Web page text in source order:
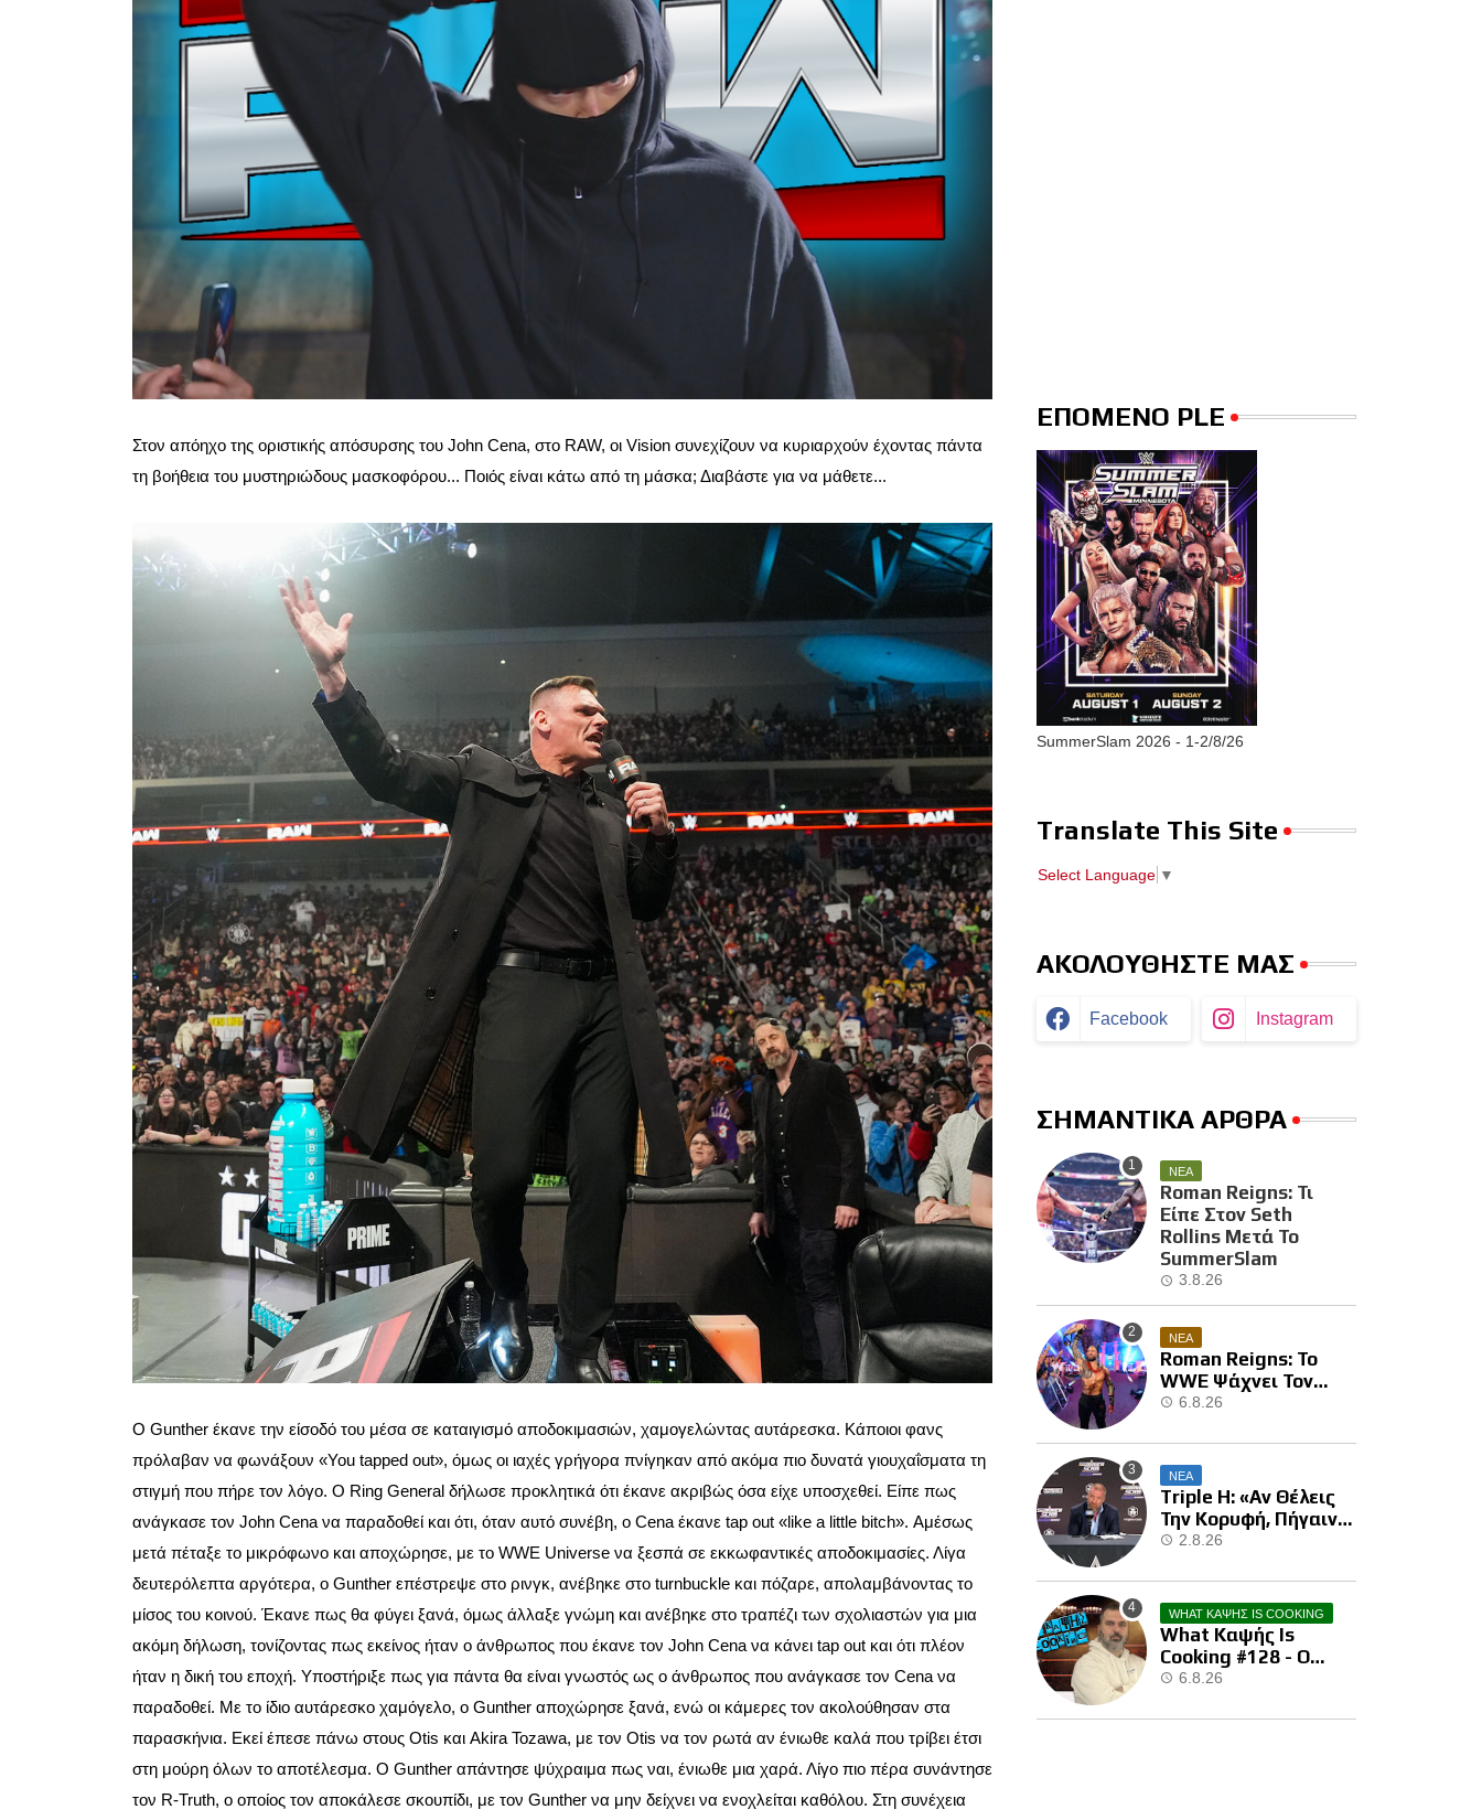
Στον απόηχο της οριστικής απόσυρσης του John Cena, στο RAW, οι Vision συνεχίζουν να κυριαρχούν έχοντας πάντα
τη βοήθεια του μυστηριώδους μασκοφόρου... Ποιός είναι κάτω από τη μάσκα; Διαβάστε για να μάθετε...
Ο Gunther έκανε την είσοδό του μέσα σε καταιγισμό αποδοκιμασιών, χαμογελώντας αυτάρεσκα. Κάποιοι φανς
πρόλαβαν να φωνάξουν «You tapped out», όμως οι ιαχές γρήγορα πνίγηκαν από ακόμα πιο δυνατά γιουχαΐσματα τη
στιγμή που πήρε τον λόγο. Ο Ring General δήλωσε προκλητικά ότι έκανε ακριβώς όσα είχε υποσχεθεί. Είπε πως
ανάγκασε τον John Cena να παραδοθεί και ότι, όταν αυτό συνέβη, ο Cena έκανε tap out «like a little bitch». Αμέσως
μετά πέταξε το μικρόφωνο και αποχώρησε, με το WWE Universe να ξεσπά σε εκκωφαντικές αποδοκιμασίες. Λίγα
δευτερόλεπτα αργότερα, ο Gunther επέστρεψε στο ρινγκ, ανέβηκε στο turnbuckle και πόζαρε, απολαμβάνοντας το
μίσος του κοινού. Έκανε πως θα φύγει ξανά, όμως άλλαξε γνώμη και ανέβηκε στο τραπέζι των σχολιαστών για μια
ακόμη δήλωση, τονίζοντας πως εκείνος ήταν ο άνθρωπος που έκανε τον John Cena να κάνει tap out και ότι πλέον
ήταν η δική του εποχή. Υποστήριξε πως για πάντα θα είναι γνωστός ως ο άνθρωπος που ανάγκασε τον Cena να
παραδοθεί. Με το ίδιο αυτάρεσκο χαμόγελο, ο Gunther αποχώρησε ξανά, ενώ οι κάμερες τον ακολούθησαν στα
παρασκήνια. Εκεί έπεσε πάνω στους Otis και Akira Tozawa, με τον Otis να τον ρωτά αν ένιωθε καλά που τρίβει έτσι
στη μούρη όλων το αποτέλεσμα. Ο Gunther απάντησε ψύχραιμα πως ναι, ένιωθε μια χαρά. Λίγο πιο πέρα συνάντησε
τον R-Truth, ο οποίος τον αποκάλεσε σκουπίδι, με τον Gunther να μην δείχνει να ενοχλείται καθόλου. Στη συνέχεια
ΕΠΟΜΕΝΟ PLE
SummerSlam 2026 - 1-2/8/26
Translate This Site
Select Language ▼
ΑΚΟΛΟΥΘΗΣΤΕ ΜΑΣ
Facebook Instagram
ΣΗΜΑΝΤΙΚΑ ΑΡΘΡΑ
ΝΕΑ
Roman Reigns: Τι
Είπε Στον Seth
Rollins Μετά Το
SummerSlam
3.8.26
ΝΕΑ
Roman Reigns: Το
WWE Ψάχνει Τον
Επόμενο Διεκδικητή
6.8.26
ΝΕΑ
Triple H: «Αν Θέλεις
Την Κορυφή, Πήγαινε
Και Κέρδισε Την»
2.8.26
WHAT ΚΑΨΗΣ IS COOKING
What Καψής Is
Cooking #128 - Ο
Brock Μας Την
6.8.26